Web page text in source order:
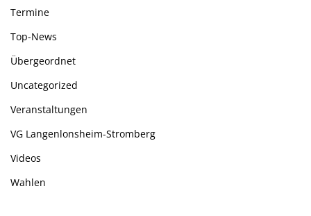
Termine
Top-News
Übergeordnet
Uncategorized
Veranstaltungen
VG Langenlonsheim-Stromberg
Videos
Wahlen